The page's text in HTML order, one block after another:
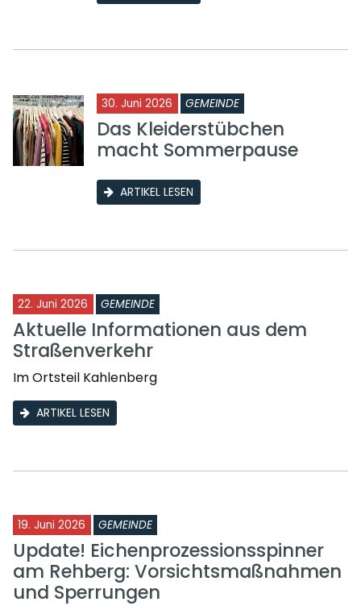
30. Juni 2026 GEMEINDE
Das Kleiderstübchen
macht Sommerpause
ARTIKEL LESEN
22. Juni 2026 GEMEINDE
Aktuelle Informationen aus dem
Straßenverkehr
Im Ortsteil Kahlenberg
ARTIKEL LESEN
19. Juni 2026 GEMEINDE
Update! Eichenprozessionsspinner
am Rehberg: Vorsichtsmaßnahmen
und Sperrungen